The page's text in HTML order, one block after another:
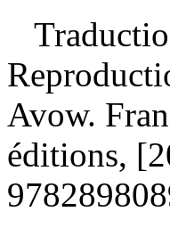
Avow.
éditions,